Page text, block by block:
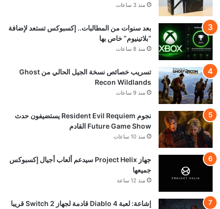
منذ 3 ساعات
بعد سنوات من المطالبات.. إكسبوكس تستعد لإضافة
“بلاتينيوم” خاص بها
منذ 8 ساعات
تسريب خصائص نسخة الجيل الحالي من Ghost
Recon Wildlands
منذ 9 ساعات
نجوم Resident Evil Requiem يستضيفون حدث
Future Game Show القادم
منذ 10 ساعات
جهاز Project Helix سيدعم ألعاب أجيال إكسبوكس
جميعها
منذ 12 ساعة
إشاعة: لعبة Diablo 4 قادمة لجهاز Switch 2 قريبا